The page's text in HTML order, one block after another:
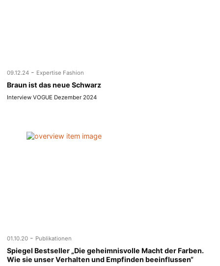
09.12.24 - Expertise Fashion
Braun ist das neue Schwarz
Interview VOGUE Dezember 2024
01.10.20 - Publikationen
Spiegel Bestseller „Die geheimnisvolle Macht der Farben.
Wie sie unser Verhalten und Empfinden beeinflussen“